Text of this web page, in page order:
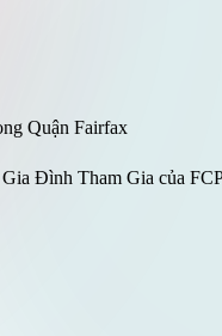
Quận Fairfax
Đình Tham Gia của